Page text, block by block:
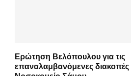
Ερώτηση Βελόπουλου για τις
επαναλαμβανόμενες